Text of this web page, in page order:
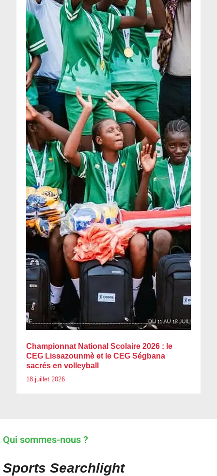
Championnat National Scolaire 2026 : le
CEG Lissazounmè et le CEG Ségbana
sacrés en volleyball
18 juillet 2026
Qui sommes-nous ?
Sports Searchlight